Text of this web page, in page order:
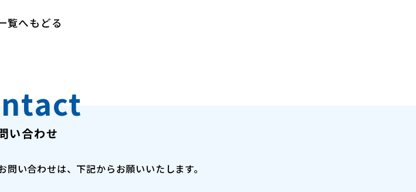
覧へもどる
い合わせ
い合わせは、下記からお願いいたします。